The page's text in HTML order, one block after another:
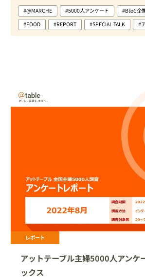
#@MARCHE #5000人アンケート #BtoC企
#FOOD
#REPORT #SPECIAL TALK
#
#アンケート
#ギフトパネル #サポート
#週末ひととき
レポート
アットテーブル主婦5000人アン
ックス